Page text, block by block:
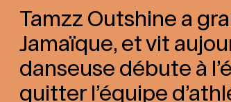
Tamzz Outshine a
Jamaïque, et vit
danseuse débute à
quitter l’équipe